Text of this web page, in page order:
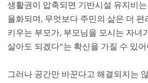
생활권이 압축되면 기반시설 유지비
율화되며 , 무엇보다 주민의 삶은 더 편
키우는 부모가, 부모님을 모시는 자녀
살아도 되겠다”는 확신을 가질 수 있
그러나 공간만 바꾼다고 해결되지는